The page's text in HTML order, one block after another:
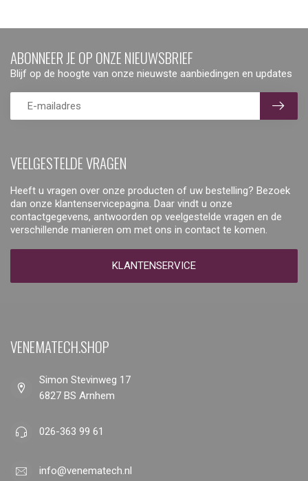
VEELGESTELDE VRAGEN
Heeft u vragen over onze producten of uw bestelling? Bezoek
dan onze klantenservicepagina. Daar vindt u onze
contactgegevens, antwoorden op veelgestelde vragen en de
verschillende manieren om met ons in contact te komen.
KLANTENSERVICE
ABONNEER JE OP ONZE NIEUWSBRIEF
Blijf op de hoogte van onze nieuwste aanbiedingen en updates
VENEMATECH.SHOP
Simon Stevinweg 17
6827 BS Arnhem
026-363 99 61
info@venematech.nl